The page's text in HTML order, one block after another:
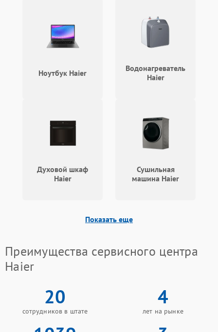
Ноутбук Haier
Водонагреватель
Haier
Духовой шкаф
Haier
Сушильная
машина Haier
Показать еще
Преимущества сервисного центра
Haier
20
сотрудников в штате
4
лет на рынке